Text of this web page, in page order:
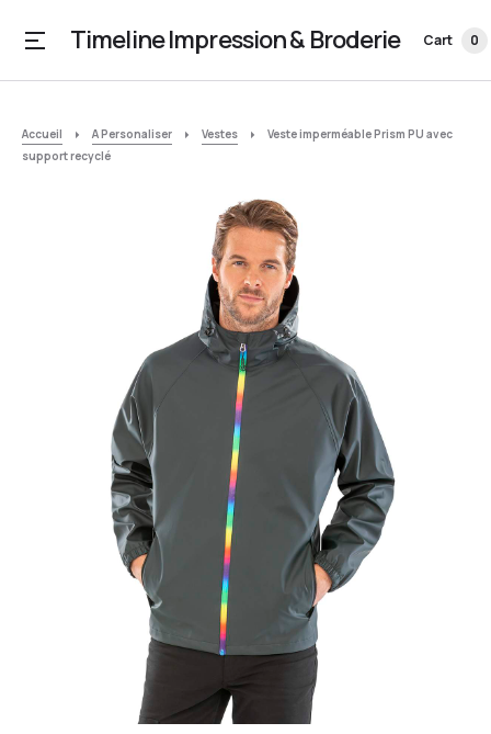
Timeline Impression & Broderie Cart 0
Accueil A Personaliser Vestes
Veste imperméable Prism PU avec
support recyclé